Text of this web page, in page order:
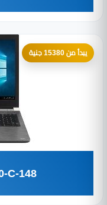
يبدأ من 15380 جنية
C-148